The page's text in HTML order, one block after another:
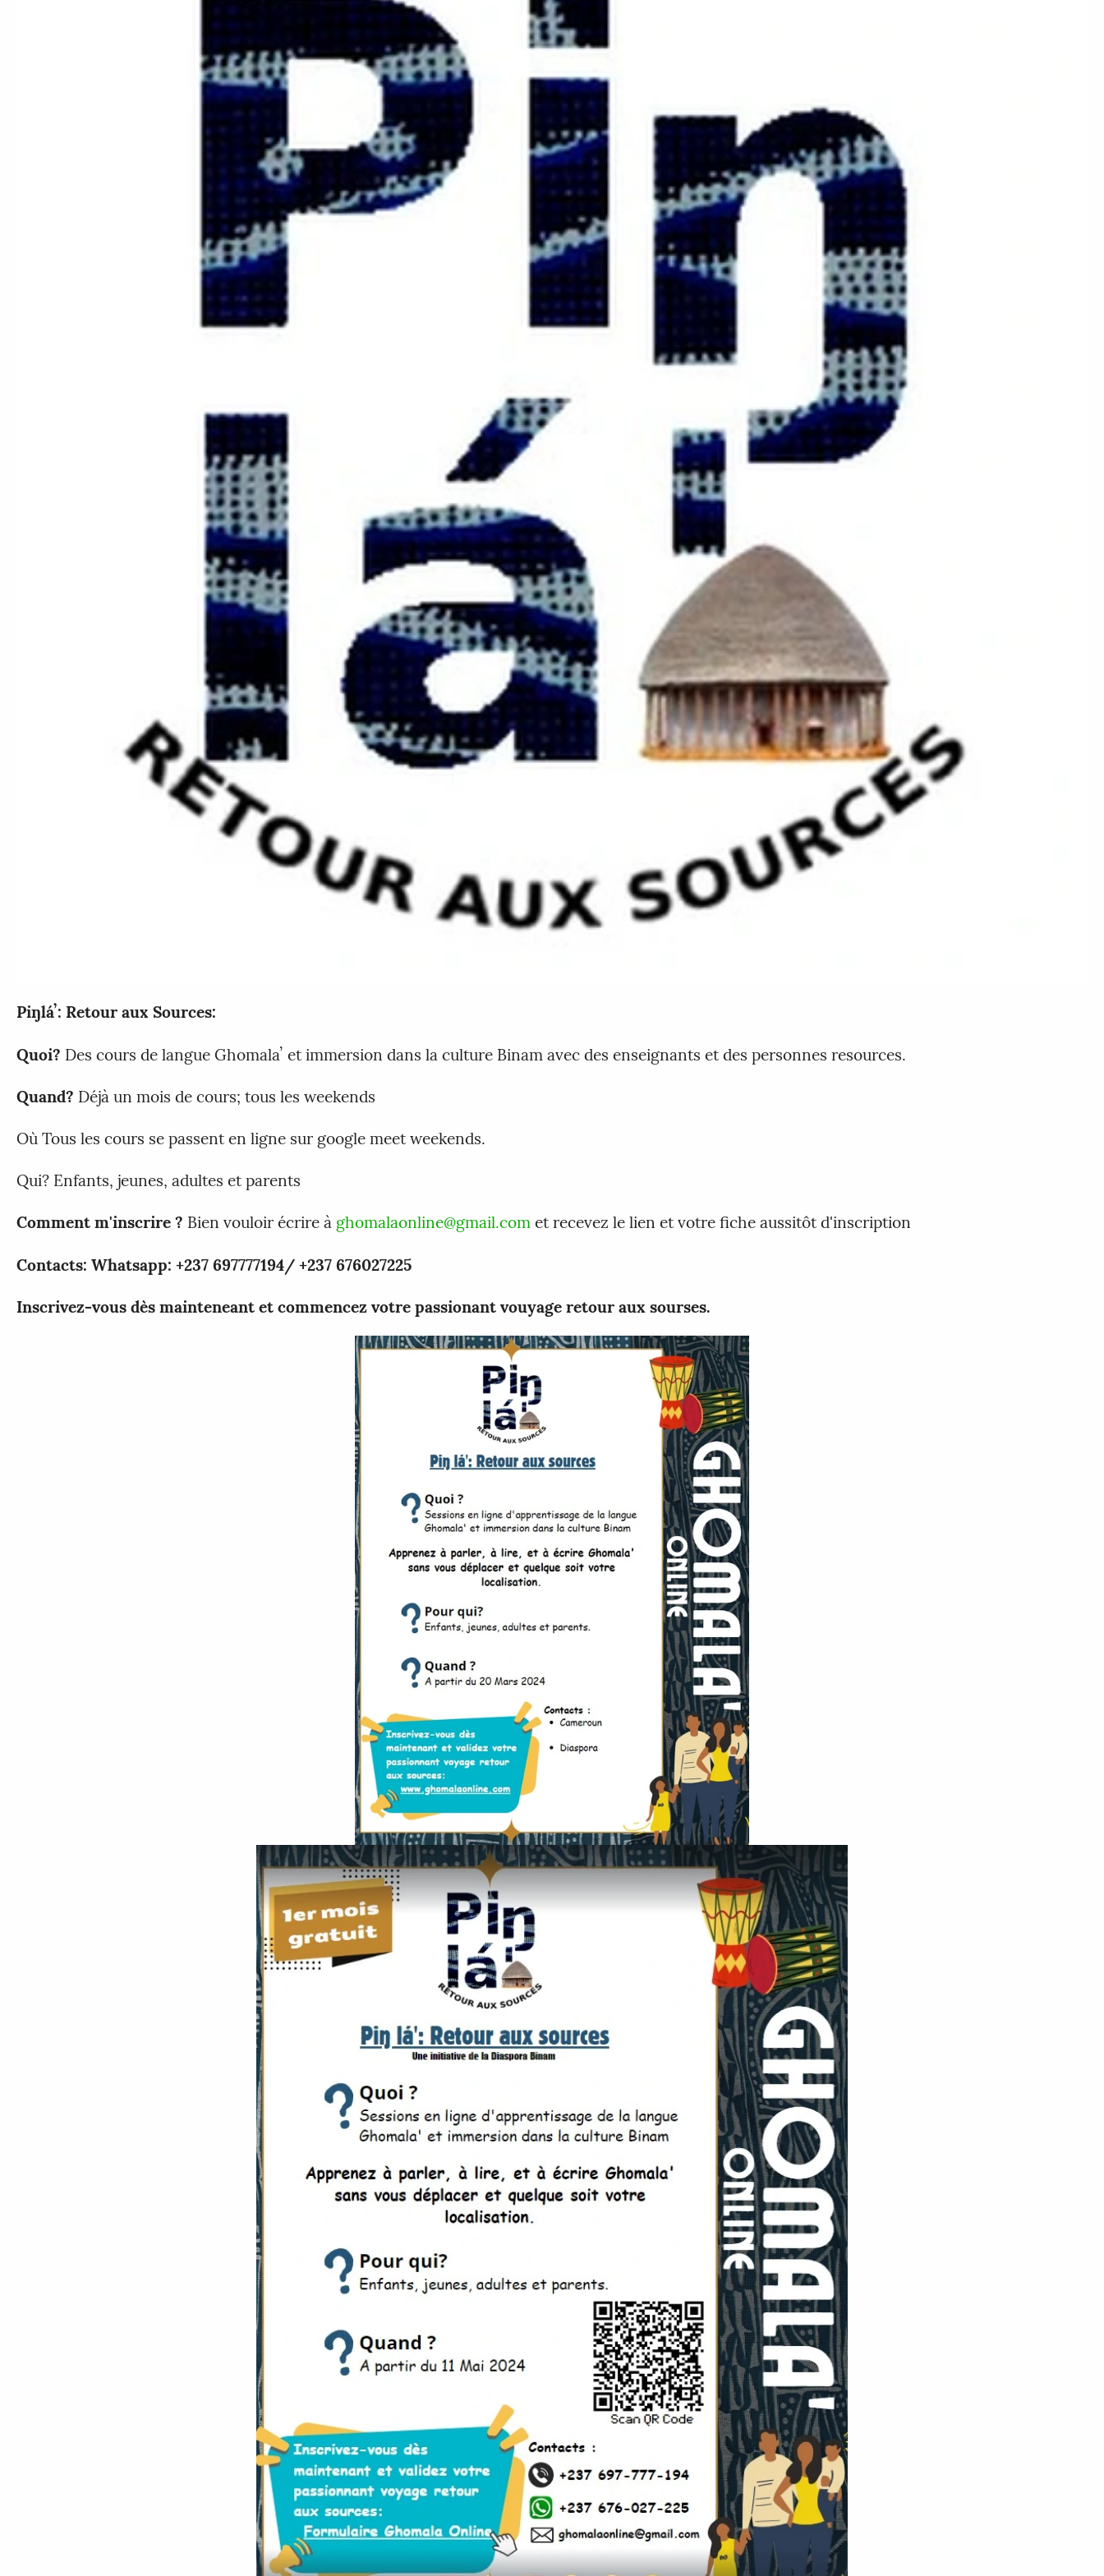
Piŋláʼ: Retour aux Sources:
Quoi? Des cours de langue Ghomalaʼ et immersion dans la culture Binam avec des enseignants et des personnes resources.
Quand? Déjà un mois de cours; tous les weekends
Où Tous les cours se passent en ligne sur google meet weekends.
Qui? Enfants, jeunes, adultes et parents
Comment m'inscrire ? Bien vouloir écrire à ghomalaonline@gmail.com et recevez le lien et votre fiche aussitôt d'inscription
Contacts: Whatsapp: +237 697777194/ +237 676027225
Inscrivez-vous dès mainteneant et commencez votre passionant vouyage retour aux sourses.